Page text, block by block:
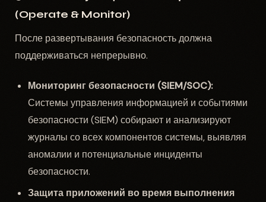
(Operate & Monitor)
После развертывания безопасность должна
поддерживаться непрерывно.
Мониторинг безопасности (SIEM/SOC):
Системы управления информацией и событиями
безопасности (SIEM) собирают и анализируют
журналы со всех компонентов системы, выявляя
аномалии и потенциальные инциденты
безопасности.
Защита приложений во время выполнения